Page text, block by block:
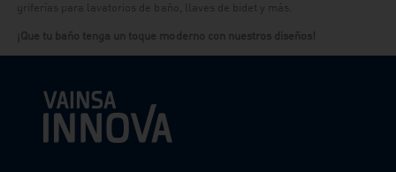
griferías para lavatorios de baño, llaves de bidet y más.
¡Que tu baño tenga un toque moderno con nuestros diseños!